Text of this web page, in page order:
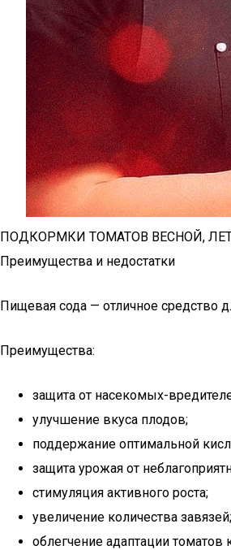
ПОДКОРМКИ ТОМАТОВ ВЕСНОЙ,
Преимущества и недостатки
Пищевая сода — отличное средство
Преимущества:
защита от насекомых-
улучшение вкуса плодов;
поддержание оптимальной
защита урожая от
стимуляция активного роста;
увеличение количества завязей;
облегчение адаптации